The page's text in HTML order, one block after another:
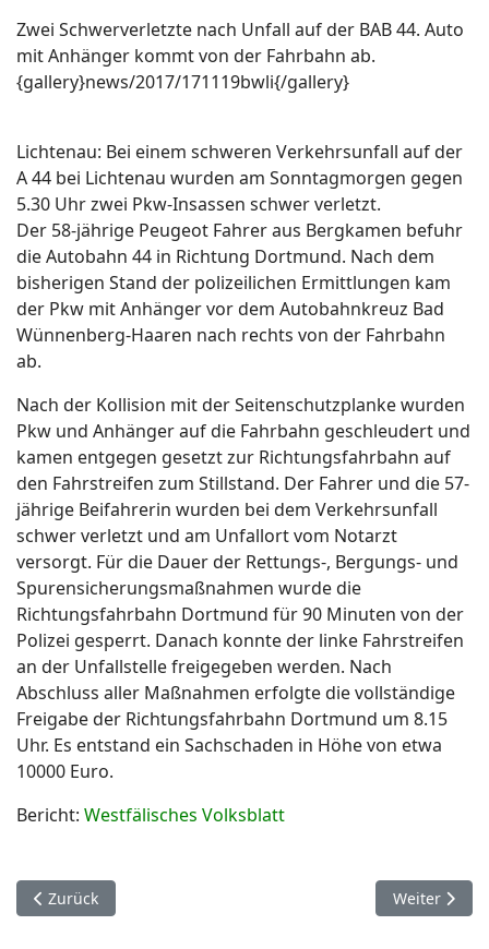
Zwei Schwerverletzte nach Unfall auf der BAB 44. Auto
mit Anhänger kommt von der Fahrbahn ab.
{gallery}news/2017/171119bwli{/gallery}
Lichtenau: Bei einem schweren Verkehrsunfall auf der
A 44 bei Lichtenau wurden am Sonntagmorgen gegen
5.30 Uhr zwei Pkw-Insassen schwer verletzt.
Der 58-jährige Peugeot Fahrer aus Bergkamen befuhr
die Autobahn 44 in Richtung Dortmund. Nach dem
bisherigen Stand der polizeilichen Ermittlungen kam
der Pkw mit Anhänger vor dem Autobahnkreuz Bad
Wünnenberg-Haaren nach rechts von der Fahrbahn
ab.
Nach der Kollision mit der Seitenschutzplanke wurden
Pkw und Anhänger auf die Fahrbahn geschleudert und
kamen entgegen gesetzt zur Richtungsfahrbahn auf
den Fahrstreifen zum Stillstand. Der Fahrer und die 57-
jährige Beifahrerin wurden bei dem Verkehrsunfall
schwer verletzt und am Unfallort vom Notarzt
versorgt. Für die Dauer der Rettungs-, Bergungs- und
Spurensicherungsmaßnahmen wurde die
Richtungsfahrbahn Dortmund für 90 Minuten von der
Polizei gesperrt. Danach konnte der linke Fahrstreifen
an der Unfallstelle freigegeben werden. Nach
Abschluss aller Maßnahmen erfolgte die vollständige
Freigabe der Richtungsfahrbahn Dortmund um 8.15
Uhr. Es entstand ein Sachschaden in Höhe von etwa
10000 Euro.
Bericht: Westfälisches Volksblatt
Vorheriger Beitrag: 19. November. Lichtenau Kleinenberg.
Zurück Nächster
Weiter